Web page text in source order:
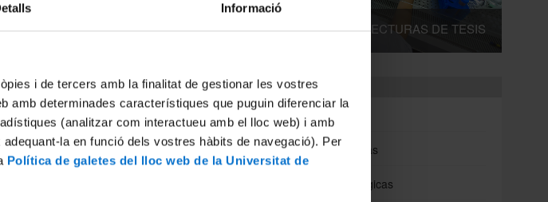
Informació
i de tercers amb la finalitat de gestionar les vostres
amb determinades característiques que puguin diferenciar la
(analitzar com interactueu amb el lloc web) i amb
la en funció dels vostres hàbits de navegació). Per
Política de galetes del lloc web de la Universitat de
DEPÓSITOS Y LECTURAS DE TESIS
Departamentos
Biomedicina
Ciencias Clínicas
Ciencias fisiológicas